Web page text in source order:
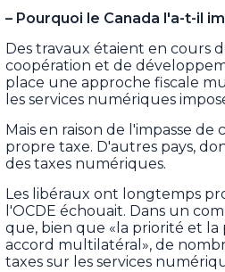
– Pourquoi le Canada l'a-t-il
Des travaux étaient en cours
coopération et de
place une approche fiscale
les services numériques
Mais en raison de l'impasse de
propre taxe. D'autres pays,
des taxes numériques.
Les libéraux ont longtemps
l'OCDE échouait. Dans un
que, bien que «la priorité et
accord multilatéral», de
taxes sur les services